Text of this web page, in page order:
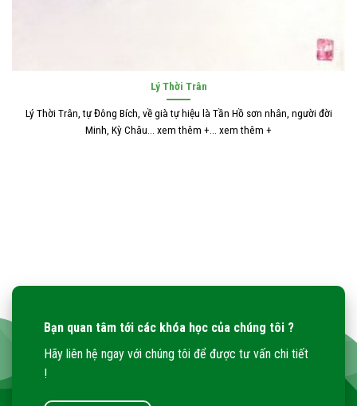
Lý Thời Trân
Lý Thời Trân, tự Đông Bích, về già tự hiệu là Tần Hồ sơn nhân, người đời
Minh, Kỳ Châu... xem thêm +... xem thêm +
Bạn quan tâm tới các khóa học của chúng tôi ?
Hãy liên hệ ngay với chúng tôi để được tư vấn chi tiết
!